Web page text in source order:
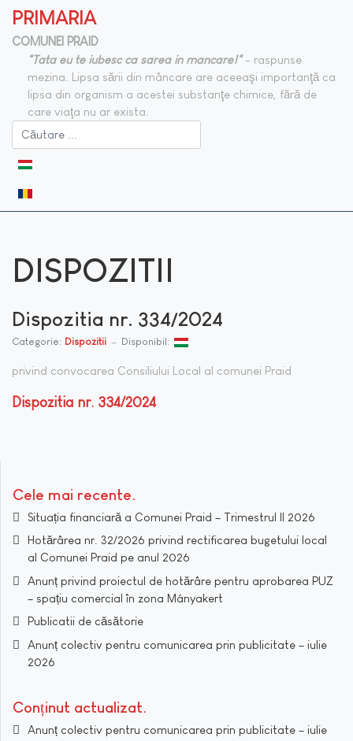
PRIMARIA
COMUNEI PRAID
"Tata eu te iubesc ca sarea in mancare!"- raspunse
mezina. Lipsa sării din mâncare are aceeaşi importanţă ca
lipsa din organism a acestei substanţe chimice, fără de
care viaţa nu ar exista.
DISPOZITII
Dispozitia nr. 334/2024
Categorie: Dispozitii Disponibil:
privind convocarea Consiliului Local al comunei Praid
Dispozitia nr. 334/2024
Cele mai recente
Situația financiară a Comunei Praid – Trimestrul II 2026
Hotărârea nr. 32/2026 privind rectificarea bugetului local
al Comunei Praid pe anul 2026
Anunț privind proiectul de hotărâre pentru aprobarea PUZ
– spațiu comercial în zona Mányakert
Publicatii de căsătorie
Anunț colectiv pentru comunicarea prin publicitate – iulie
2026
Conținut actualizat
Anunț colectiv pentru comunicarea prin publicitate – iulie